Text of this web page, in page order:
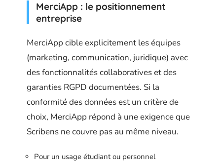
MerciApp : le positionnement
entreprise
MerciApp cible explicitement les équipes
(marketing, communication, juridique) avec
des fonctionnalités collaboratives et des
garanties RGPD documentées. Si la
conformité des données est un critère de
choix, MerciApp répond à une exigence que
Scribens ne couvre pas au même niveau.
Pour un usage étudiant ou personnel